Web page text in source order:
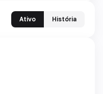
Ativo História